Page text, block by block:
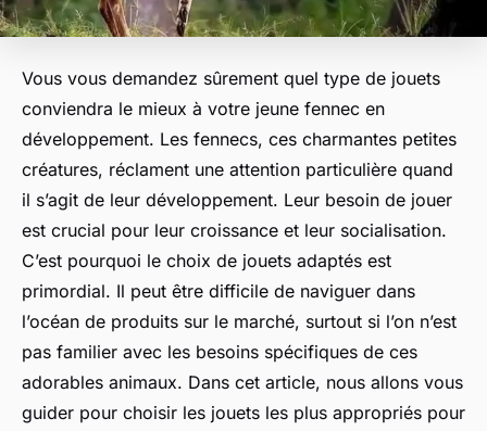
Vous vous demandez sûrement quel type de jouets
conviendra le mieux à votre jeune fennec en
développement. Les fennecs, ces charmantes petites
créatures, réclament une attention particulière quand
il s’agit de leur développement. Leur besoin de jouer
est crucial pour leur croissance et leur socialisation.
C’est pourquoi le choix de jouets adaptés est
primordial. Il peut être difficile de naviguer dans
l’océan de produits sur le marché, surtout si l’on n’est
pas familier avec les besoins spécifiques de ces
adorables animaux. Dans cet article, nous allons vous
guider pour choisir les jouets les plus appropriés pour